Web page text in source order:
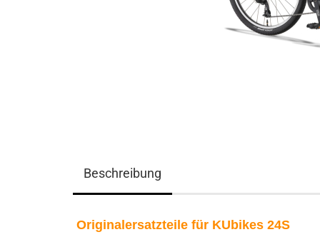
Beschreibung
Originalersatzteile für KUbikes 24S